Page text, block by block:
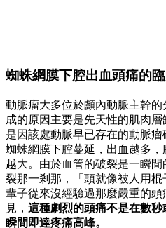
蜘蛛網膜下腔出血頭痛的
動脈瘤大多位於顱內動脈主幹
成的原因主要是先天性的肌肉
是因該處動脈早已存在的動脈
蜘蛛網膜下腔蔓延，出血越多
越大。由於血管的破裂是一瞬
裂那一剎那，「頭就像被人用
輩子從來沒經驗過那麼嚴重的
見， 這種劇烈的頭痛不是在數
瞬間即達疼痛高峰。